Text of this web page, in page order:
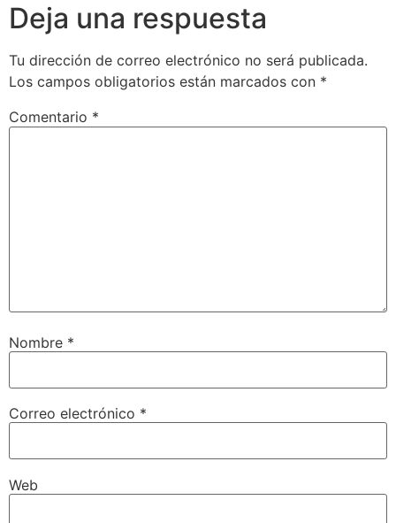
Deja una respuesta
Tu dirección de correo electrónico no será publicada.
Los campos obligatorios están marcados con *
Comentario *
Nombre *
Correo electrónico *
Web